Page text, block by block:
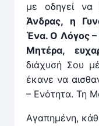
με οδηγεί να
Άνδρας, η
Ένα. Ο Λόγος –
Μητέρα,
διάχυσή Σου
έκανε να
– Ενότητα. Τη
Αγαπημένη,